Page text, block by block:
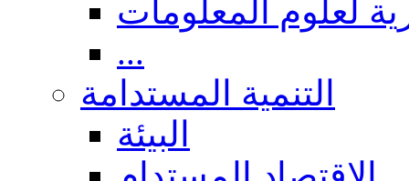
لعلوم المعلومات
...
التنمية المستدامة
البيئة